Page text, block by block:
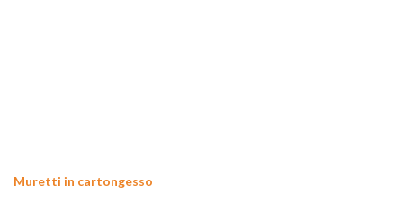
Muretti in cartongesso